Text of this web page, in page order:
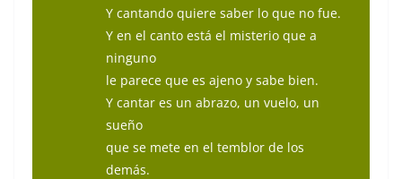
Y cantando quiere saber lo que no fue.
Y en el canto está el misterio que a
ninguno
le parece que es ajeno y sabe bien.
Y cantar es un abrazo, un vuelo, un
sueño
que se mete en el temblor de los
demás.